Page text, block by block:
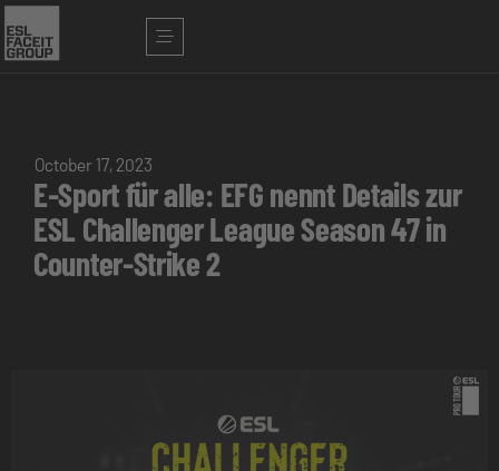
October 17, 2023
E-Sport für alle: EFG nennt Details zur
ESL Challenger League Season 47 in
Counter-Strike 2